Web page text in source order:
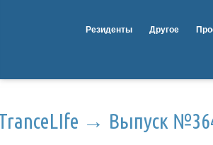
Резиденты Другое
→ Выпуск